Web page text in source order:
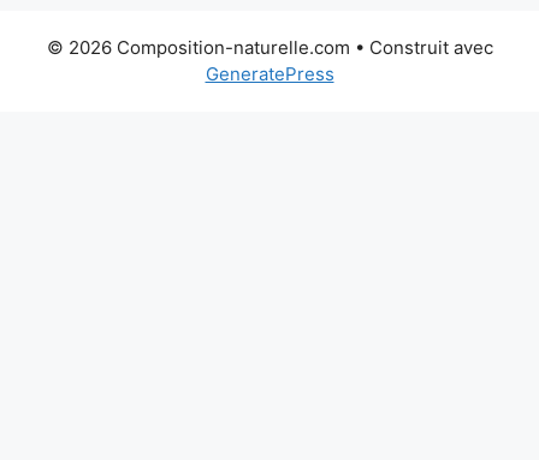
© 2026 Composition-naturelle.com • Construit avec
GeneratePress